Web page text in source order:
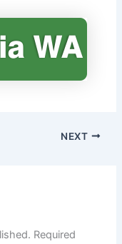
NEXT
Required